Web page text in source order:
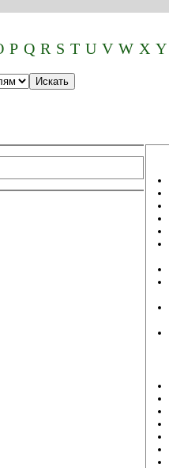
P Q R S T U V W X Y